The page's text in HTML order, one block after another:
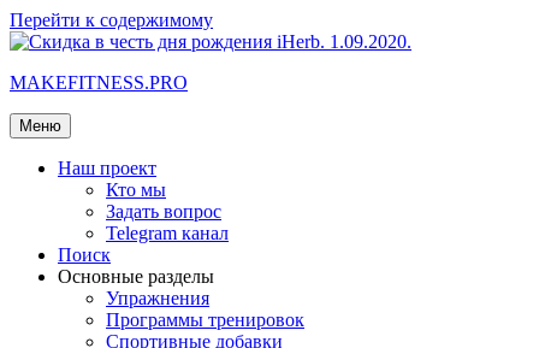
Перейти к содержимому
MAKEFITNESS.PRO
Меню
Наш проект
Кто мы
Задать вопрос
Telegram канал
Поиск
Основные разделы
Упражнения
Программы тренировок
Спортивные добавки